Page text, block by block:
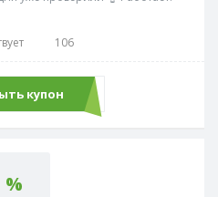
106
купонНОЧЬ
%